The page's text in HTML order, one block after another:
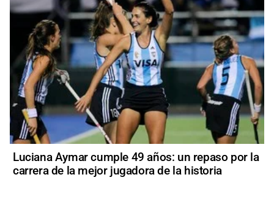
Luciana Aymar cumple 49 años: un repaso por la
carrera de la mejor jugadora de la historia